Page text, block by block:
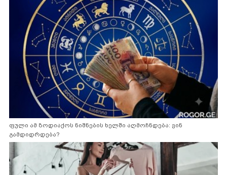
ფული ამ ზოდიაქოს ნიშნების ხელში აღმოჩნდება: ვინ
გამდიდრდება?